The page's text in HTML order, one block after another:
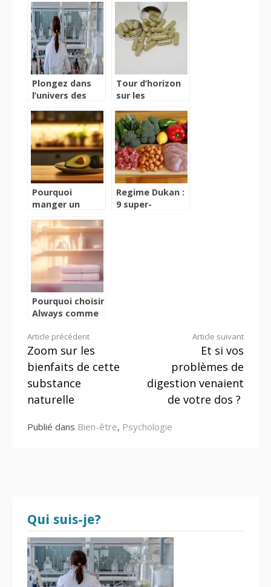
ou HHC
Plongez dans
l’univers des
CBD : relaxation
et saveurs
exquises
Tour d’horizon
sur les
alimentaires et
leur importance
Pourquoi
manger un
peut-il etre
benefique : duel
avec les
collations
classiques du
soir
Regime Dukan :
9 super-
Pourquoi choisir
Always comme
hygiénique pour
un confort
optimal
Lire
la
suite
Article précédent
Zoom sur les
bienfaits de cette
substance
naturelle
Article suivant
Et si vos
problèmes de
digestion venaient
de votre dos ?
Publié dans Bien-être, Psychologie
Qui suis-je?